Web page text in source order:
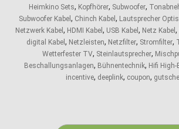
Heimkino Sets, Kopfhörer, Subwoofer,
Subwoofer Kabel , Chinch Kabel , Lautsprecher
Netzwerk Kabel , HDMI Kabel , USB Kabel , Netz Kabel ,
digital Kabel , Netzleisten, Netzfilter, Stromfilter,
Wetterfester TV, Steinlautsprecher,
Beschallungsanlagen, Bühnentechnik, Hifi
incentive, deeplink, coupon,